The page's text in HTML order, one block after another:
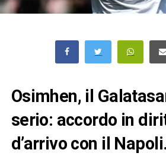
Osimhen, il
serio: accordo in
d’arrivo con il